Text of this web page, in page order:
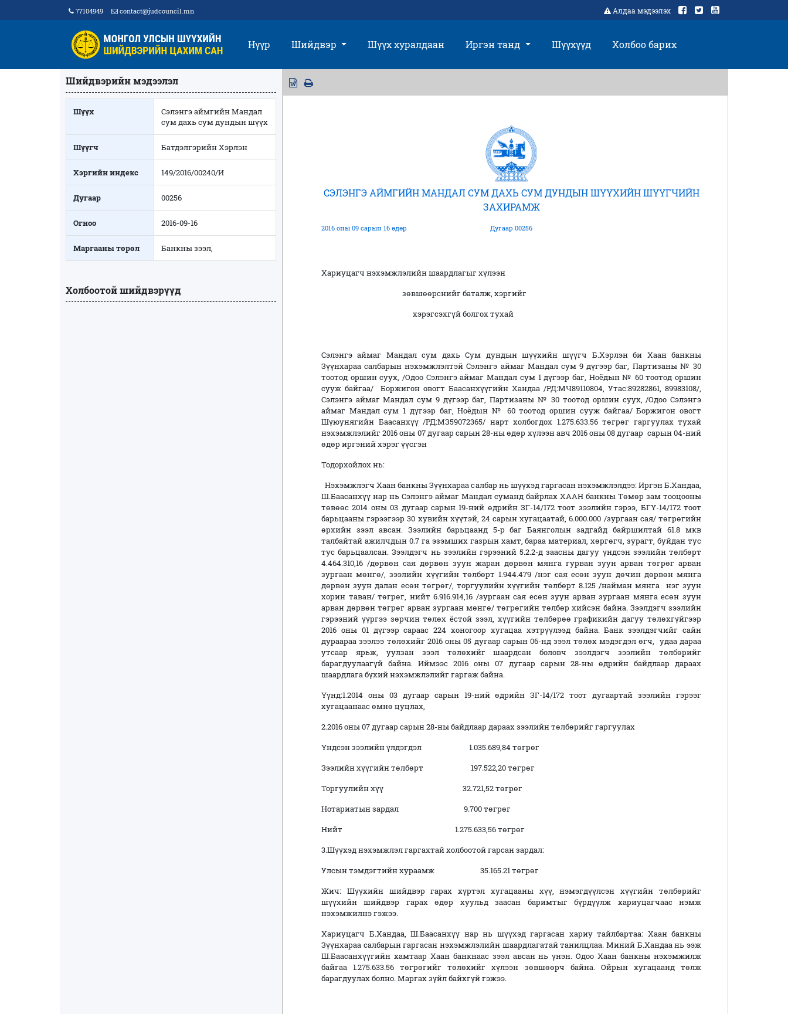
77104949 contact@judcouncil.mn Алдаа мэдээлэх
Нүүр Шийдвэр Шүүх хуралдаан Иргэн танд Шүүхүүд Холбоо барих
Шийдвэрийн мэдээлэл
Шүүх
Сэлэнгэ аймгийн Мандал
сум дахь сум дундын шүүх
Шүүгч Батдэлгэрийн Хэрлэн
Хэргийн индекс 149/2016/00240/И
Дугаар 00256
Огноо 2016-09-16
Маргааны төрөл Банкны зээл,
Холбоотой шийдвэрүүд
СЭЛЭНГЭ АЙМГИЙН МАНДАЛ СУМ ДАХЬ СУМ ДУНДЫН ШҮҮХИЙН ШҮҮГЧИЙН
ЗАХИРАМЖ
2016 оны 09 сарын 16 өдөр Дугаар 00256
Хариуцагч нэхэмжлэлийн шаардлагыг хүлээн
зөвшөөрснийг баталж, хэргийг
хэрэгсэхгүй болгох тухай
Сэлэнгэ аймаг Мандал сум дахь Сум дундын шүүхийн шүүгч Б.Хэрлэн би Хаан банкны
Зүүнхараа салбарын нэхэмжлэлтэй Сэлэнгэ аймаг Мандал сум 9 дүгээр баг, Партизаны № 30
тоотод оршин суух, /Одоо Сэлэнгэ аймаг Мандал сум 1 дүгээр баг, Ноёдын № 60 тоотод оршин
сууж байгаа/ Боржигон овогт Баасанхүүгийн Хандаа /РД:МЧ89110804, Утас:89282861, 89983108/,
Сэлэнгэ аймаг Мандал сум 9 дүгээр баг, Партизаны № 30 тоотод оршин суух, /Одоо Сэлэнгэ
аймаг Мандал сум 1 дүгээр баг, Ноёдын № 60 тоотод оршин сууж байгаа/ Боржигон овогт
Шүюунягийн Баасанхүү /РД:МЗ59072365/ нарт холбогдох 1.275.633.56 төгрөг гаргуулах тухай
нэхэмжлэлийг 2016 оны 07 дугаар сарын 28-ны өдөр хүлээн авч 2016 оны 08 дугаар сарын 04-ний
өдөр иргэний хэрэг үүсгэн
Тодорхойлох нь:
Нэхэмжлэгч Хаан банкны Зүүнхараа салбар нь шүүхэд гаргасан нэхэмжлэлдээ: Иргэн Б.Хандаа,
Ш.Баасанхүү нар нь Сэлэнгэ аймаг Мандал суманд байрлах ХААН банкны Төмөр зам тооцооны
төвөөс 2014 оны 03 дугаар сарын 19-ний өдрийн ЗГ-14/172 тоот зээлийн гэрээ, БГҮ-14/172 тоот
барьцааны гэрээгээр 30 хувийн хүүтэй, 24 сарын хугацаатай, 6.000.000 /зургаан сая/ төгрөгийн
өрхийн зээл авсан. Зээлийн барьцаанд 5-р баг Баянголын задгайд байршилтай 61.8 мкв
талбайтай ажилчдын 0.7 га эзэмших газрын хамт, бараа материал, хөргөгч, зурагт, буйдан тус
тус барьцаалсан. Зээлдэгч нь зээлийн гэрээний 5.2.2-д заасны дагуу үндсэн зээлийн төлбөрт
4.464.310,16 /дөрвөн сая дөрвөн зуун жаран дөрвөн мянга гурван зуун арван төгрөг арван
зургаан мөнгө/, зээлийн хүүгийн төлбөрт 1.944.479 /нэг сая есөн зуун дөчин дөрвөн мянга
дөрвөн зуун далан есөн төгрөг/, торгуулийн хүүгийн төлбөрт 8.125 /найман мянга нэг зуун
хорин таван/ төгрөг, нийт 6.916.914,16 /зургаан сая есөн зуун арван зургаан мянга есөн зуун
арван дөрвөн төгрөг арван зургаан мөнгө/ төгрөгийн төлбөр хийсэн байна. Зээлдэгч зээлийн
гэрээний үүргээ зөрчин төлөх ёстой зээл, хүүгийн төлбөрөө графикийн дагуу төлөхгүйгээр
2016 оны 01 дүгээр сараас 224 хоногоор хугацаа хэтрүүлээд байна. Банк зээлдэгчийг сайн
дураараа зээлээ төлөхийг 2016 оны 05 дугаар сарын 06-нд зээл төлөх мэдэгдэл өгч, удаа дараа
утсаар ярьж, уулзан зээл төлөхийг шаардсан боловч зээлдэгч зээлийн төлбөрийг
барагдуулаагүй байна. Иймээс 2016 оны 07 дугаар сарын 28-ны өдрийн байдлаар дараах
шаардлага бүхий нэхэмжлэлийг гаргаж байна.
Үүнд:1.2014 оны 03 дугаар сарын 19-ний өдрийн ЗГ-14/172 тоот дугаартай зээлийн гэрээг
хугацаанаас өмнө цуцлах,
2.2016 оны 07 дугаар сарын 28-ны байдлаар дараах зээлийн төлбөрийг гаргуулах
Үндсэн зээлийн үлдэгдэл 1.035.689,84 төгрөг
Зээлийн хүүгийн төлбөрт 197.522,20 төгрөг
Торгуулийн хүү 32.721,52 төгрөг
Нотариатын зардал 9.700 төгрөг
Нийт 1.275.633,56 төгрөг
3.Шүүхэд нэхэмжлэл гаргахтай холбоотой гарсан зардал:
Улсын тэмдэгтийн хураамж 35.165.21 төгрөг
Жич: Шүүхийн шийдвэр гарах хүртэл хугацааны хүү, нэмэгдүүлсэн хүүгийн төлбөрийг
шүүхийн шийдвэр гарах өдөр хуульд заасан баримтыг бүрдүүлж хариуцагчаас нэмж
нэхэмжилнэ гэжээ.
Хариуцагч Б.Хандаа, Ш.Баасанхүү нар нь шүүхэд гаргасан хариу тайлбартаа: Хаан банкны
Зүүнхараа салбарын гаргасан нэхэмжлэлийн шаардлагатай танилцлаа. Миний Б.Хандаа нь ээж
Ш.Баасанхүүгийн хамтаар Хаан банкнаас зээл авсан нь үнэн. Одоо Хаан банкны нэхэмжилж
байгаа 1.275.633.56 төгрөгийг төлөхийг хүлээн зөвшөөрч байна. Ойрын хугацаанд төлж
барагдуулах болно. Маргах зүйл байхгүй гэжээ.